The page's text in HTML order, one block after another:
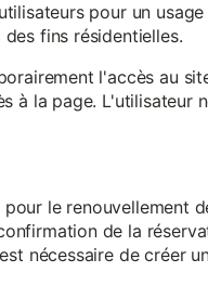
pour un
fins résidentielles.
l'accès au
à la page. L'utilisateur
le renouvellement
de la
nécessaire de créer